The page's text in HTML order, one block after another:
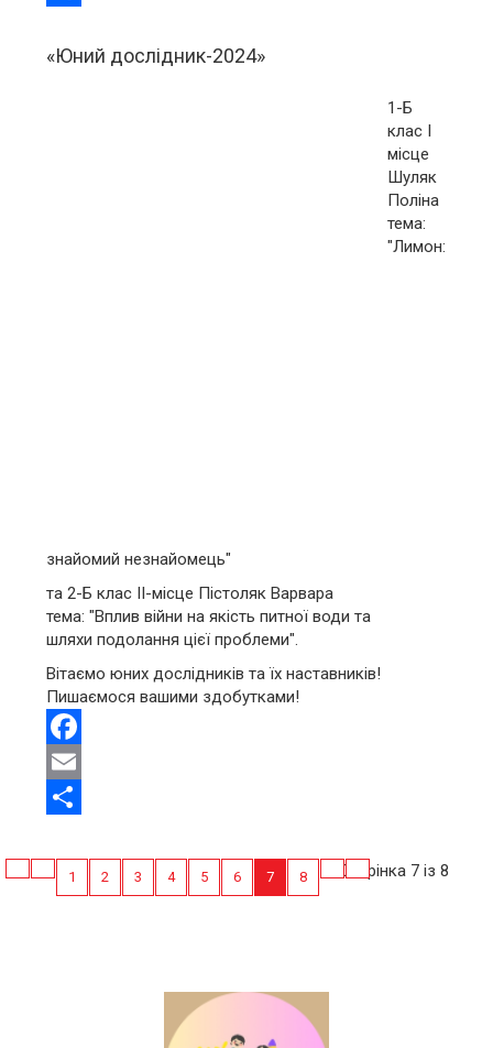
«Юний дослідник-2024»
1-Б
клас І
місце
Шуляк
Поліна
тема:
"Лимон:
знайомий незнайомець"
та 2-Б клас ІІ-місце Пістоляк Варвара
тема: "Вплив війни на якість питної води та
шляхи подолання цієї проблеми".
Вітаємо юних дослідників та їх наставників!
Пишаємося вашими здобутками!
Facebook
Email
Сторінка 7 із 8
1 2 3 4 5 6 7 8